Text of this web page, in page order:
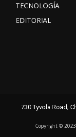
TECNOLOGÍA
EDITORIAL
Facebook
X
730 Tyvola Road;
Copyright ©️